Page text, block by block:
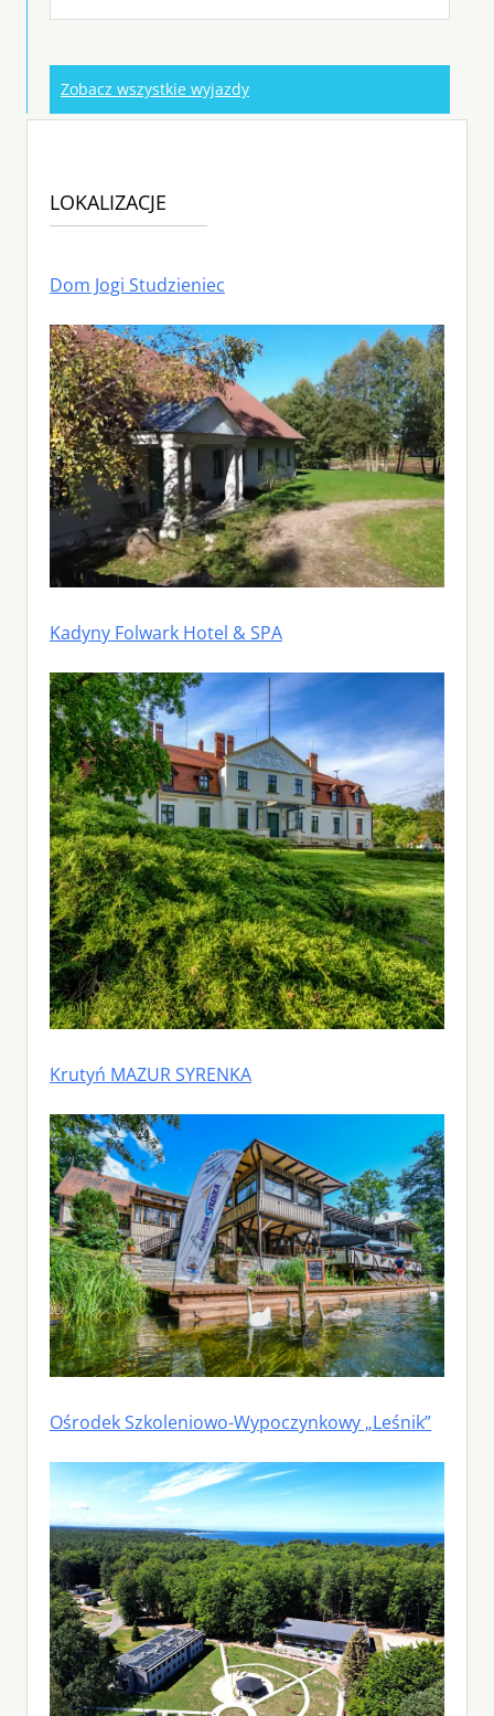
Zobacz wszystkie wyjazdy
LOKALIZACJE
Dom Jogi Studzieniec
Kadyny Folwark Hotel & SPA
Krutyń MAZUR SYRENKA
Ośrodek Szkoleniowo-Wypoczynkowy „Leśnik”